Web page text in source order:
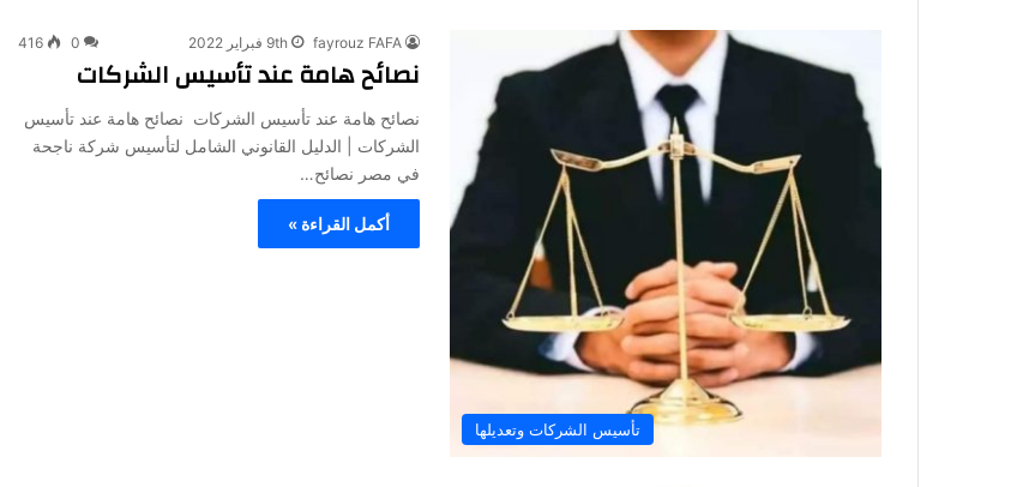
تأسيس الشركات وتعديلها
fayrouz FAFA 9th فبراير 2022 0
416
نصائح هامة عند تأسيس الشركات
نصائح هامة عند تأسيس الشركات نصائح هامة عند تأسيس
الشركات | الدليل القانوني الشامل لتأسيس شركة ناجحة
في مصر نصائح…
أكمل القراءة »